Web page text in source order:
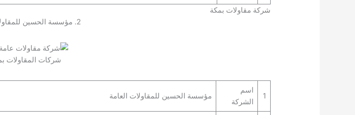
شركة مقاولات بمكة
2. مؤسسة الحسين للمقاولات العامة
شركات المقاولات
1
اسم
الشركة
مؤسسة الحسين للمقاولات العامة